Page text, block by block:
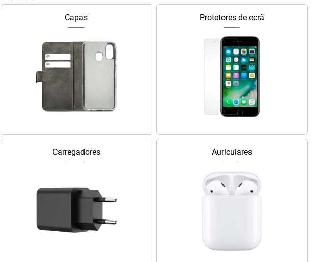
Capas Protetores de ecrã
Carregadores Auriculares